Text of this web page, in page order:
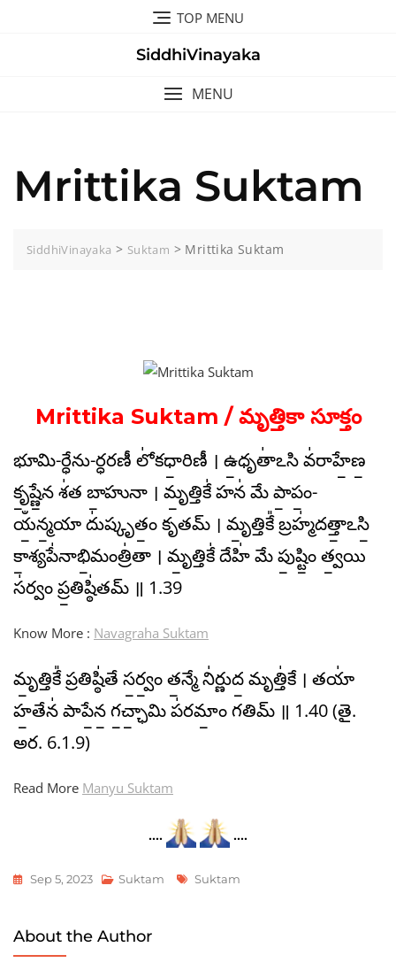
TOP MENU
SiddhiVinayaka
MENU
Mrittika Suktam
SiddhiVinayaka > Suktam > Mrittika Suktam
Mrittika Suktam / మృత్తికా సూక్తం
భూమి-ర్ధేను-ర్ధరణీ లో॑కధా॒రిణీ । ఉ॒ధృతా॑ఽసి వ॑రాహే॒ణ॒
కృ॒ష్ణే॒న శ॑త బా॒హునా । మృ॒త్తికే॑ హన॑ మే పా॒పం॒-
యఀ॒న్మ॒యా దు॑ష్కృతం॒ కృతమ్ । మృ॒త్తికే᳚ బ్రహ్మ॑దత్తా॒ఽసి॒
కా॒శ్యపే॑నాభి॒మంత్రి॑తా । మృ॒త్తికే॑ దేహి॑ మే పు॒ష్టిం॒ త్వ॒యి
స॑ర్వం ప్ర॒తిష్ఠి॑తమ్ ॥ 1.39
Know More : Navagraha Suktam
మృ॒త్తికే᳚ ప్రతిష్ఠి॑తే స॒ర్వం॒ త॒న్మే ని॑ర్ణుద॒ మృత్తి॑కే । తయా॑
హ॒తేన॑ పాపే॒న॒ గ॒చ్ఛా॒మి ప॑రమాం॒ గతిమ్ ॥ 1.40 (తై.
అర. 6.1.9)
Read More Manyu Suktam
…. ….
Sep 5, 2023 Suktam Tags
Suktam
About the Author